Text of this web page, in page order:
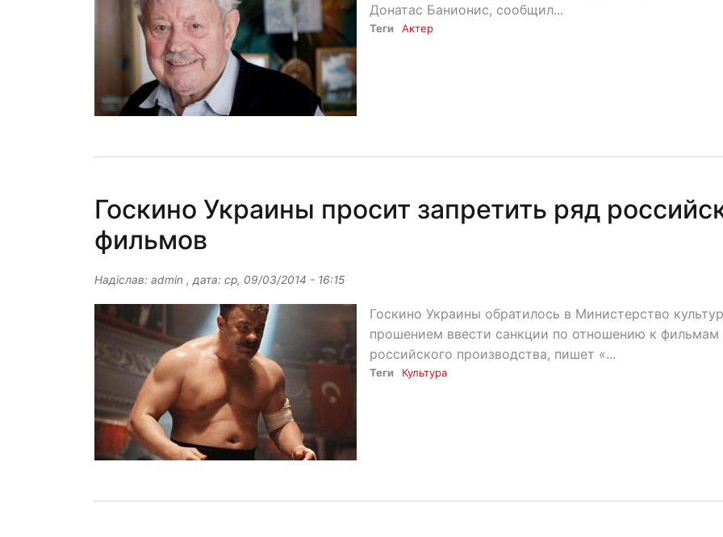
Донатас Банионис, сообщил...
Теги Актер
Госкино Украины просит запретить ряд
фильмов
Надіслав: admin , дата: ср, 09/03/2014 - 16:15
Госкино Украины обратилось в Министерство
прошением ввести санкции по отношению к фильмам
российского производства, пишет «...
Теги Культура